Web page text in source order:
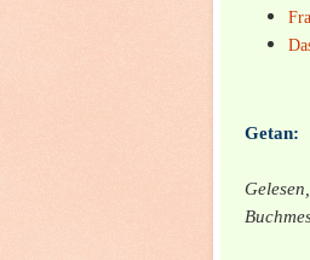
Getan:
Gelesen,